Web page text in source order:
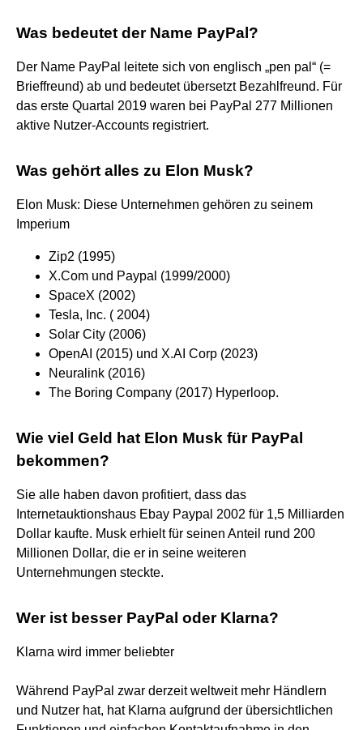
Was bedeutet der Name PayPal?
Der Name PayPal leitete sich von englisch „pen pal“ (=
Brieffreund) ab und bedeutet übersetzt Bezahlfreund. Für
das erste Quartal 2019 waren bei PayPal 277 Millionen
aktive Nutzer-Accounts registriert.
Was gehört alles zu Elon Musk?
Elon Musk: Diese Unternehmen gehören zu seinem
Imperium
Zip2 (1995)
X.Com und Paypal (1999/2000)
SpaceX (2002)
Tesla, Inc. ( 2004)
Solar City (2006)
OpenAI (2015) und X.AI Corp (2023)
Neuralink (2016)
The Boring Company (2017) Hyperloop.
Wie viel Geld hat Elon Musk für PayPal
bekommen?
Sie alle haben davon profitiert, dass das
Internetauktionshaus Ebay Paypal 2002 für 1,5 Milliarden
Dollar kaufte. Musk erhielt für seinen Anteil rund 200
Millionen Dollar, die er in seine weiteren
Unternehmungen steckte.
Wer ist besser PayPal oder Klarna?
Klarna wird immer beliebter
Während PayPal zwar derzeit weltweit mehr Händlern
und Nutzer hat, hat Klarna aufgrund der übersichtlichen